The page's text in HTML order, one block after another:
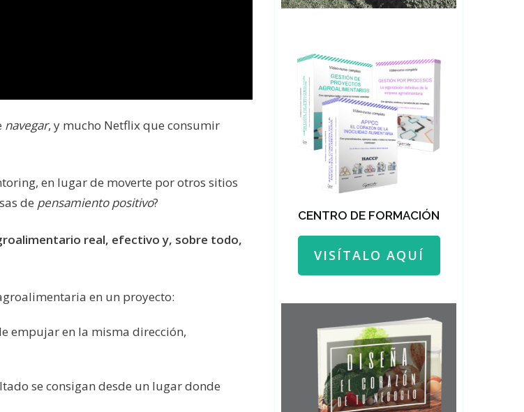
navegar, y mucho Netflix que consumir
en lugar de moverte por otros sitios
de pensamiento positivo?
real, efectivo y, sobre todo,
en un proyecto:
empujar en la misma dirección,
se consigan desde un lugar donde
CENTRO DE FORMACIÓN
VISÍTALO AQUÍ